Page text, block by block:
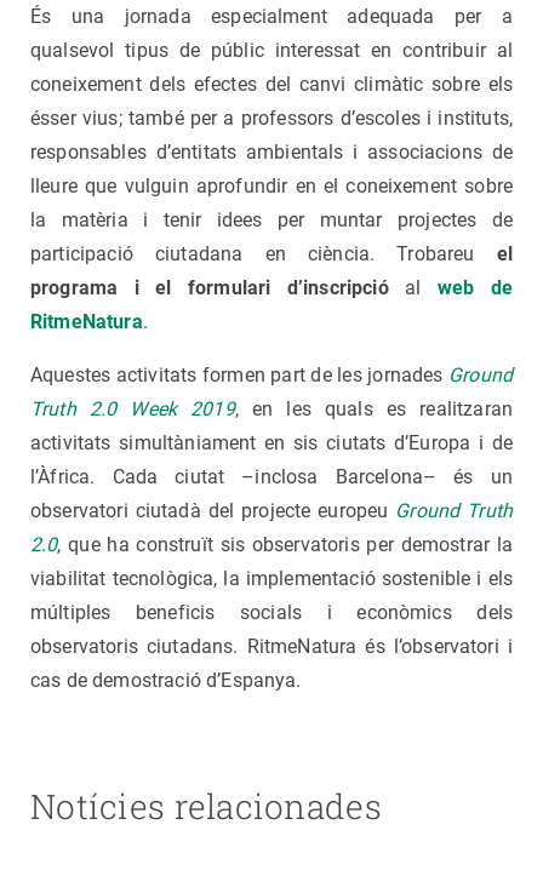
És una jornada especialment adequada per a
qualsevol tipus de públic interessat en contribuir al
coneixement dels efectes del canvi climàtic sobre els
ésser vius; també per a professors d’escoles i instituts,
responsables d’entitats ambientals i associacions de
lleure que vulguin aprofundir en el coneixement sobre
la matèria i tenir idees per muntar projectes de
participació ciutadana en ciència. Trobareu el
programa i el formulari d’inscripcióal web de
RitmeNatura.
Aquestes activitats formen part de les jornades Ground
Truth 2.0 Week 2019, en les quals es realitzaran
activitats simultàniament en sis ciutats d’Europa i de
l’Àfrica. Cada ciutat –inclosa Barcelona– és un
observatori ciutadà del projecte europeu Ground Truth
2.0, que ha construït sis observatoris per demostrar la
viabilitat tecnològica, la implementació sostenible i els
múltiples beneficis socials i econòmics dels
observatoris ciutadans. RitmeNatura és l’observatori i
cas de demostració d’Espanya.
Notícies relacionades